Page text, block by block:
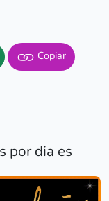
Copiar
por dia es